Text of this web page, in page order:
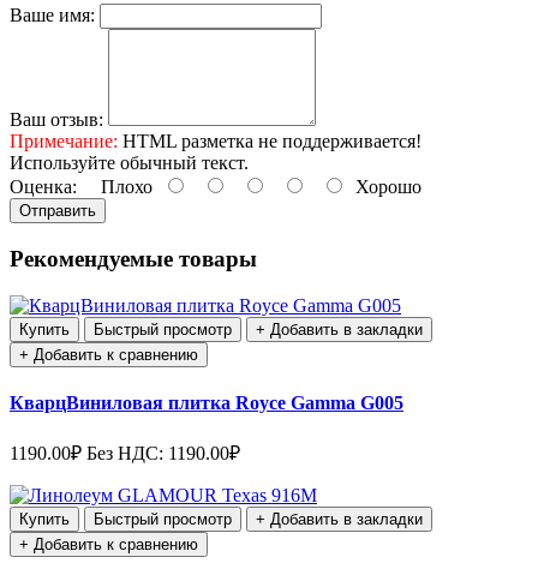
Ваше имя:
Ваш отзыв:
Примечание: HTML разметка не поддерживается!
Используйте обычный текст.
Оценка: Плохо Хорошо
Отправить
Рекомендуемые товары
Купить Быстрый просмотр
+ Добавить в закладки
+ Добавить к сравнению
КварцВиниловая плитка Royce Gamma G005
1190.00₽ Без НДС: 1190.00₽
Купить Быстрый просмотр
+ Добавить в закладки
+ Добавить к сравнению